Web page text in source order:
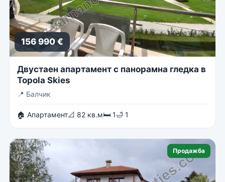
156 990 €
Двустаен апартамент с панорамна гледка в
Topola Skies
📍 Балчик
🏠 Апартамент📐 82 кв.м🛏 1🛁 1
Продажба